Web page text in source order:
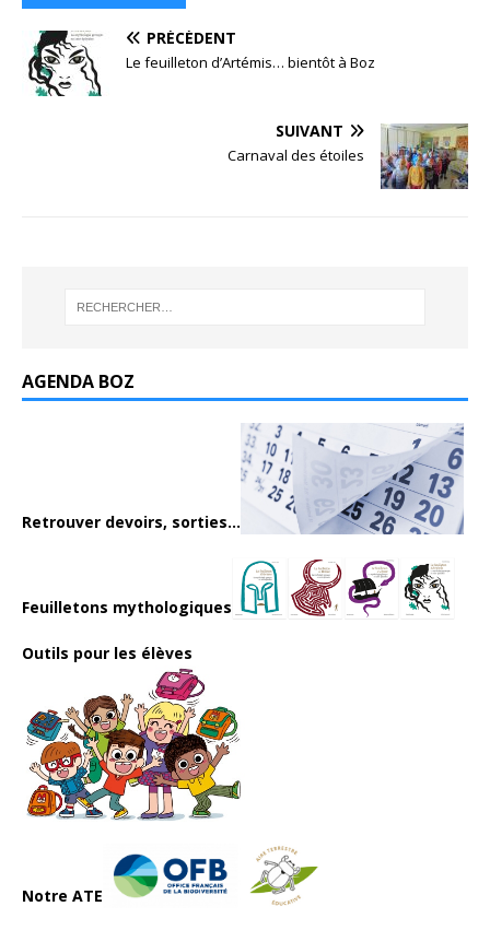
PRÉCÉDENT
Le feuilleton d’Artémis… bientôt à Boz
SUIVANT
Carnaval des étoiles
AGENDA BOZ
Retrouver devoirs, sorties...
Feuilletons mythologiques
Outils pour les élèves
Notre ATE